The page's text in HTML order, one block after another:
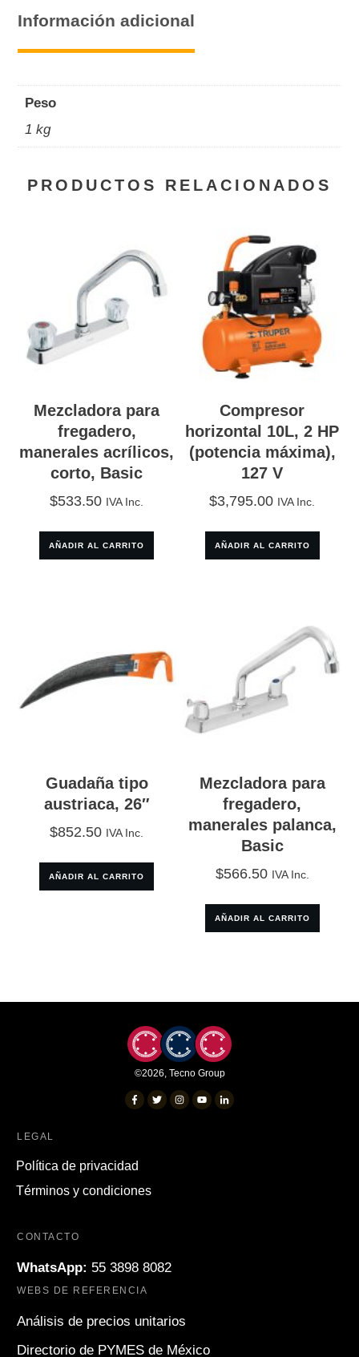
cantidad
Información adicional
Peso
1 kg
PRODUCTOS RELACIONADOS
Mezcladora para
fregadero,
manerales acrílicos,
corto, Basic
$533.50 IVA Inc.
AÑADIR AL CARRITO
Compresor
horizontal 10L, 2 HP
(potencia máxima),
127 V
$3,795.00 IVA Inc.
AÑADIR AL CARRITO
Guadaña tipo
austriaca, 26″
$852.50 IVA Inc.
AÑADIR AL CARRITO
Mezcladora para
fregadero,
manerales palanca,
Basic
$566.50 IVA Inc.
AÑADIR AL CARRITO
©2026, Tecno Group
LEGAL
Política de privacidad
Términos y condiciones
CONTACTO
WhatsApp: 55 3898 8082
WEBS DE REFERENCIA
Análisis de precios unitarios
Directorio de PYMES de México